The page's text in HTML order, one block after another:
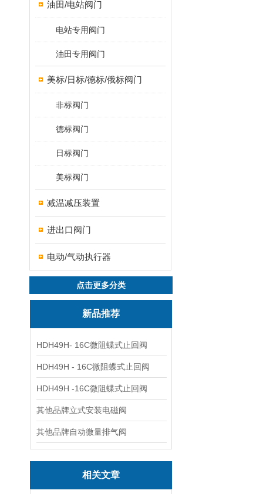
油田/电站阀门
电站专用阀门
油田专用阀门
美标/日标/德标/俄标阀门
非标阀门
德标阀门
日标阀门
美标阀门
减温减压装置
进出口阀门
电动/气动执行器
点击更多分类
新品推荐
HDH49H- 16C微阻蝶式止回阀
HDH49H - 16C微阻蝶式止回阀
HDH49H -16C微阻蝶式止回阀
其他品牌立式安装电磁阀
其他品牌自动微量排气阀
相关文章